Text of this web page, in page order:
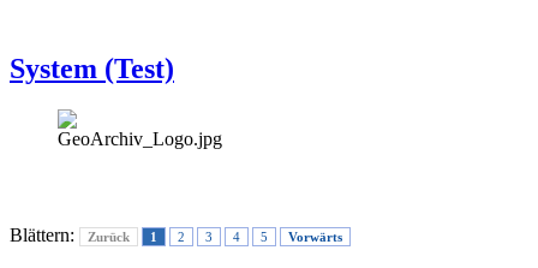
System (Test)
Blättern: Zurück 1 2 3 4 5 Vorwärts